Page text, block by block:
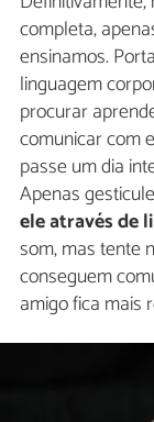
completa,
ensinamos.
linguagem
procurar
comunicar com
passe um dia
Apenas
ele através de
som, mas tente
conseguem
amigo fica mais